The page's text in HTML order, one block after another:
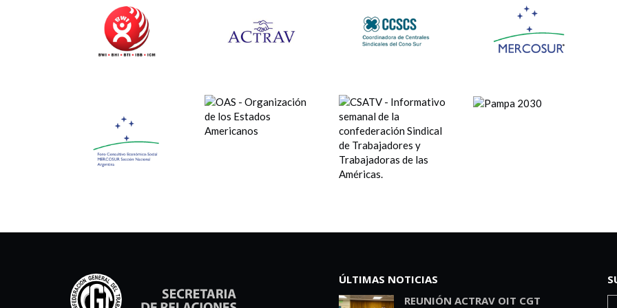
ÚLTIMAS NOTICIAS
REUNIÓN ACTRAV OIT CGT